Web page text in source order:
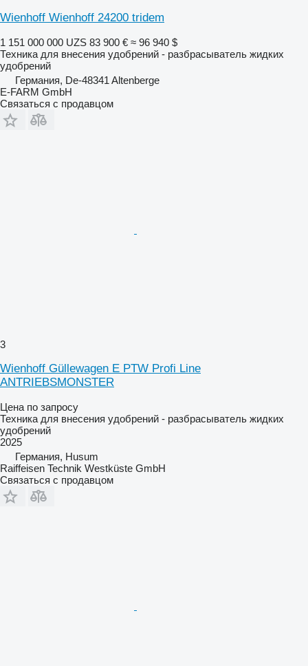
Wienhoff Wienhoff 24200 tridem
1 151 000 000 UZS 83 900 € ≈ 96 940 $
Техника для внесения удобрений - разбрасыватель жидких
удобрений
Германия, De-48341 Altenberge
E-FARM GmbH
Связаться с продавцом
3
Wienhoff Güllewagen E PTW Profi Line
ANTRIEBSMONSTER
Цена по запросу
Техника для внесения удобрений - разбрасыватель жидких
удобрений
2025
Германия, Husum
Raiffeisen Technik Westküste GmbH
Связаться с продавцом